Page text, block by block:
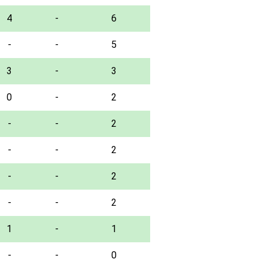
4 - 6
- - 5
3 - 3
0 - 2
- - 2
- - 2
- - 2
- - 2
1 - 1
- - 0